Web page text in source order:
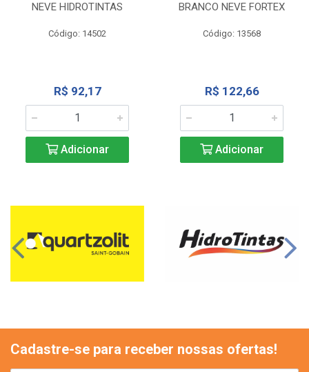
NEVE HIDROTINTAS
Código: 14502
R$ 92,17
Adicionar
BRANCO NEVE FORTEX
Código: 13568
R$ 122,66
Adicionar
Cadastre-se para receber nossas ofertas!